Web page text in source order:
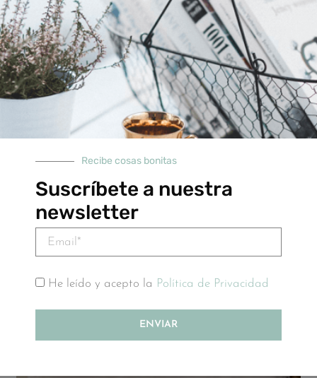
Cama 150-160: 240x220cm
Cama 180-190: 260x240cm
Cuna: 100x140cm
cama/cuna
AÑADIR AL CARRITO
Recibe cosas bonitas
Suscríbete a nuestra
newsletter
He leído y acepto la Política de Privacidad
ENVIAR